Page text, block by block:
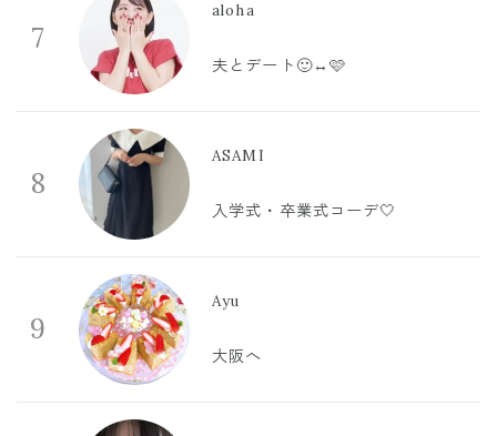
7
aloha
夫とデート🙂‍↔️🩷
8
ASAMI
入学式・卒業式コーデ🤍
9
Ayu
大阪へ